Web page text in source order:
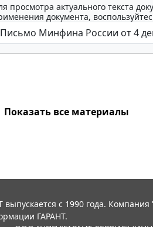
просмотра актуального текста
документа,
Показать все материалы
с 1990 года.
ГАРАНТ.